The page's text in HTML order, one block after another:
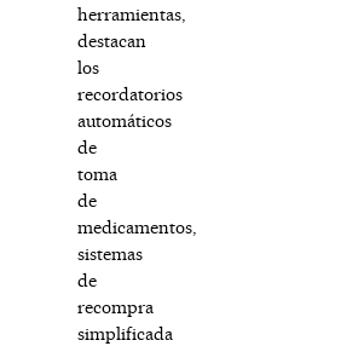
herramientas,
destacan
los
recordatorios
automáticos
de
toma
de
medicamentos,
sistemas
de
recompra
simplificada